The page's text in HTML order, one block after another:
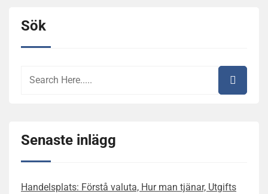
Sök
Senaste inlägg
Handelsplats: Förstå valuta, Hur man tjänar, Utgifts